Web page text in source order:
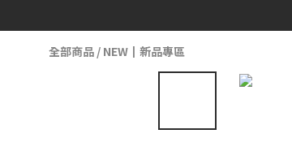
全部商品 / NEW┃新品專區